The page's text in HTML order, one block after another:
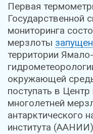
Первая
Государственной
мониторинга
мерзлоты
территории
окружающей
поступать в
многолетней
антарктического
института